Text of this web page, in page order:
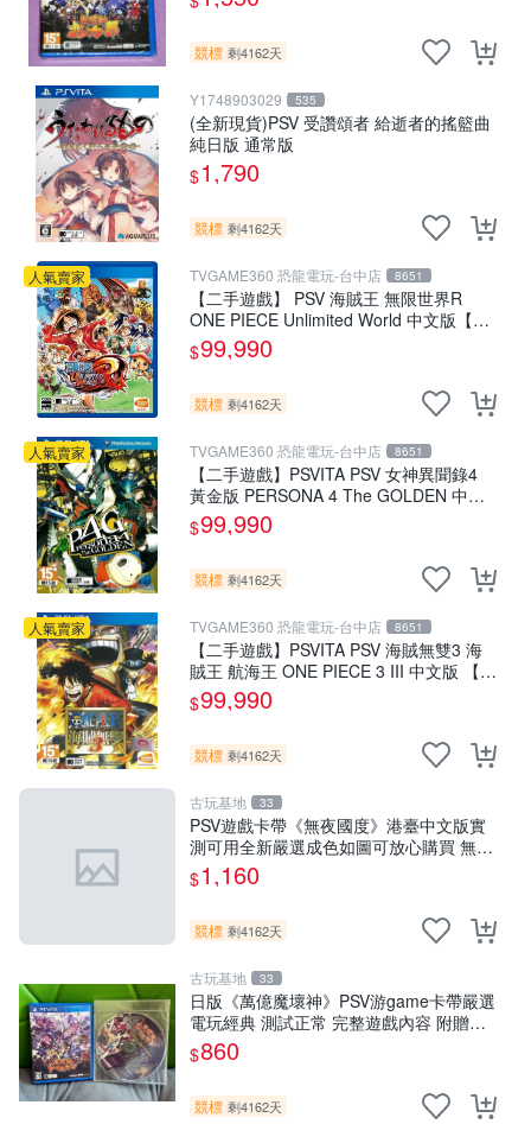
競標 剩4162天
Y1748903029 535
(全新現貨)PSV 受讚頌者 給逝者的搖籃曲
純日版 通常版
$1,790
競標 剩4162天
人氣賣家 TVGAME360 恐龍電玩-台中店 8651
【二手遊戲】 PSV 海賊王 無限世界R
ONE PIECE Unlimited World 中文版【台
中恐龍電玩】
$99,990
競標 剩4162天
人氣賣家 TVGAME360 恐龍電玩-台中店 8651
【二手遊戲】PSVITA PSV 女神異聞錄4
黃金版 PERSONA 4 The GOLDEN 中文
版【台中恐龍電玩】
$99,990
競標 剩4162天
人氣賣家 TVGAME360 恐龍電玩-台中店 8651
【二手遊戲】PSVITA PSV 海賊無雙3 海
賊王 航海王 ONE PIECE 3 III 中文版 【台
中恐龍電玩】
$99,990
競標 剩4162天
古玩基地 33
PSV遊戲卡帶《無夜國度》港臺中文版實
測可用全新嚴選成色如圖可放心購買 無夜
國度 PSV 港臺中文 游戲卡帶
$1,160
競標 剩4162天
古玩基地 33
日版《萬億魔壞神》PSV游game卡帶嚴選
電玩經典 測試正常 完整遊戲內容 附贈未
拆封音樂CD 萬億魔壞神 PSV 游game 卡
帶 音樂CD 使用
$860
競標 剩4162天